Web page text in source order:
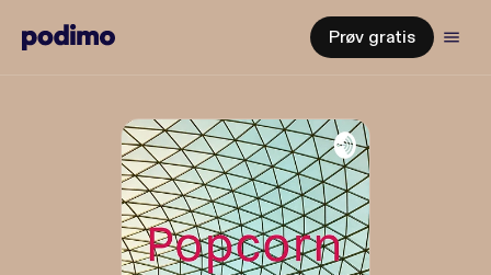
Prøv gratis